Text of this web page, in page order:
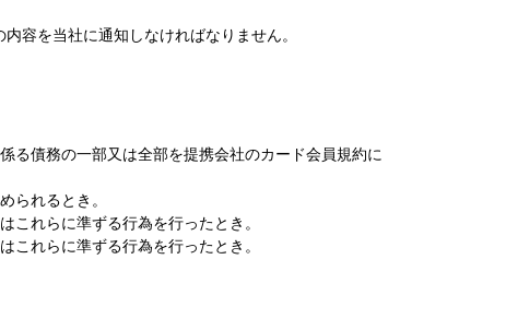
容を当社に通知しなければなりません。
る債務の一部又は全部を提携会社のカード会員規約に
られるとき。
れらに準ずる行為を行ったとき。
れらに準ずる行為を行ったとき。